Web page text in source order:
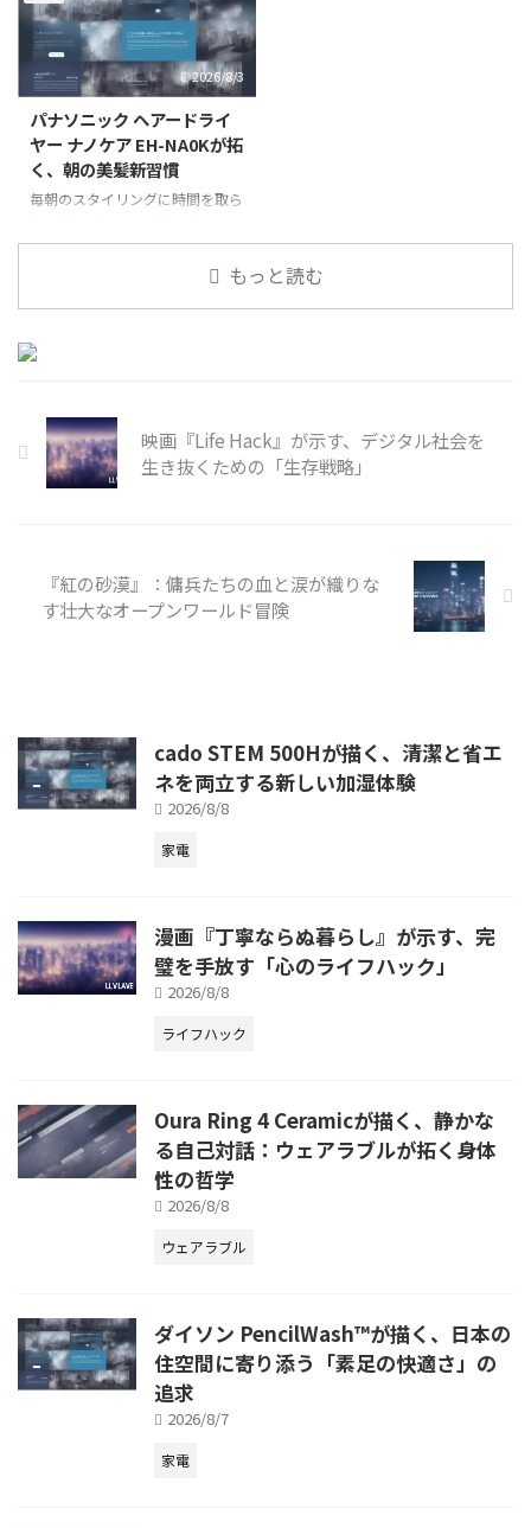
ています。特に「スマートテレ
ビ」は、動画配信サービスやアプ
リを通じて、私たちのエンタメ体
験を大きく変える可能性を秘めて
い
2026/8/3
パナソニック ヘアードライ
ヤー ナノケア EH-NA0Kが拓
く、朝の美髪新習慣
毎朝のスタイリングに時間を取ら
は少なくないでしょう。特に、寝
ぐせがひどくて朝から気分が上が
んな現代のヘアケア事情に一石を
投じるのが、パナソニックから2
もっと読む
映画『Life Hack』が示す、デジタル社会を
生き抜くための「生存戦略」
『紅の砂漠』：傭兵たちの血と涙が織りな
す壮大なオープンワールド冒険
cado STEM 500Hが描く、清潔と省エ
ネを両立する新しい加湿体験
2026/8/8
家電
漫画『丁寧ならぬ暮らし』が示す、完
璧を手放す「心のライフハック」
2026/8/8
ライフハック
Oura Ring 4 Ceramicが描く、静かな
る自己対話：ウェアラブルが拓く身体
性の哲学
2026/8/8
ウェアラブル
ダイソン PencilWash™が描く、日本の
住空間に寄り添う「素足の快適さ」の
追求
2026/8/7
家電